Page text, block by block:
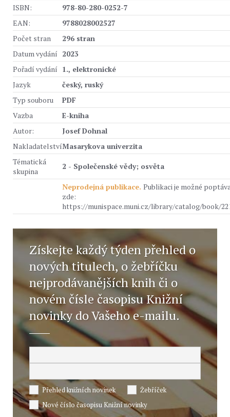
ISBN:
978-80-280-0252-7
EAN:
9788028002527
Počet stran
296 stran
Datum vydání 2023
Pořadí vydání 1., elektronické
Jazyk
český, ruský
Typ souboru
PDF
Vazba
E-kniha
Autor:
Josef Dohnal
NakladatelstvíMasarykova univerzita
Tématická
skupina
2 - Společenské vědy; osvěta
Neprodejná publikace. Publikaci je možné
zde:
https://munispace.muni.cz/library/catalog/book/
Získejte každý týden přehled o
nových titulech, o žebříčku
nejprodávanějších knih či o
novém čísle časopisu Knižní
novinky do Vašeho e-mailu.
Přehled knižních novinek
Žebříček
Nové číslo časopisu Knižní novinky